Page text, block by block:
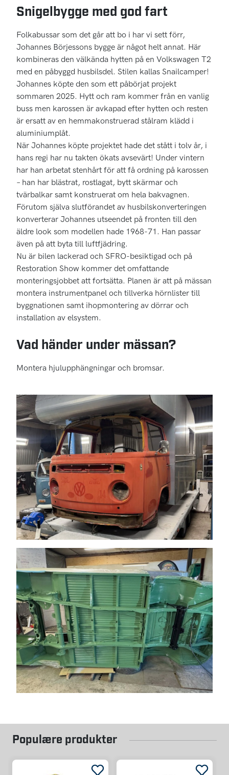
Snigelbygge med god fart
Folkabussar som det går att bo i har vi sett förr,
Johannes Börjessons bygge är något helt annat. Här
kombineras den välkända hytten på en Volkswagen T2
med en påbyggd husbilsdel. Stilen kallas Snailcamper!
Johannes köpte den som ett påbörjat projekt
sommaren 2025. Hytt och ram kommer från en vanlig
buss men karossen är avkapad efter hytten och resten
är ersatt av en hemmakonstruerad stålram klädd i
aluminiumplåt.
När Johannes köpte projektet hade det stått i tolv år, i
hans regi har nu takten ökats avsevärt! Under vintern
har han arbetat stenhårt för att få ordning på karossen
– han har blästrat, rostlagat, bytt skärmar och
tvärbalkar samt konstruerat om hela bakvagnen.
Förutom själva slutförandet av husbilskonverteringen
konverterar Johannes utseendet på fronten till den
äldre look som modellen hade 1968-71. Han passar
även på att byta till luftfjädring.
Nu är bilen lackerad och SFRO-besiktigad och på
Restoration Show kommer det omfattande
monteringsjobbet att fortsätta. Planen är att på mässan
montera instrumentpanel och tillverka hörnlister till
byggnationen samt ihopmontering av dörrar och
installation av elsystem.
Vad händer under mässan?
Montera hjulupphängningar och bromsar.
Populære produkter